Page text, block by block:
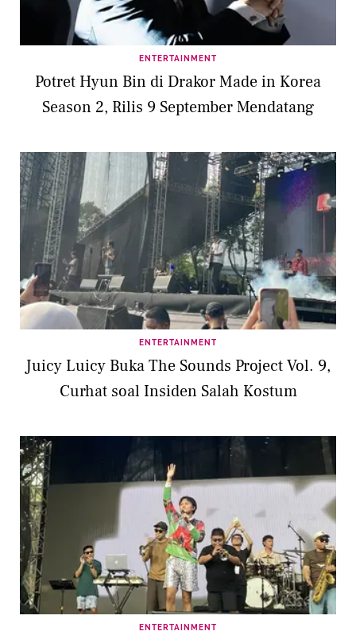
ENTERTAINMENT
Potret Hyun Bin di Drakor Made in Korea
Season 2, Rilis 9 September Mendatang
ENTERTAINMENT
Juicy Luicy Buka The Sounds Project Vol. 9,
Curhat soal Insiden Salah Kostum
ENTERTAINMENT